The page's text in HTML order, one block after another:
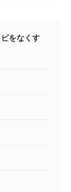
をなくす